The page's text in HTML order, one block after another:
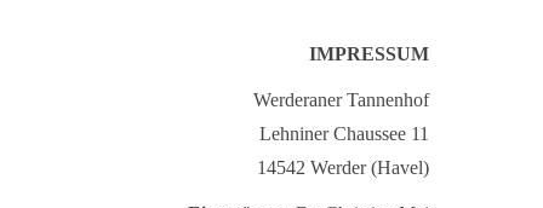
IMPRESSUM
Werderaner Tannenhof
Lehniner Chaussee 11
14542 Werder (Havel)